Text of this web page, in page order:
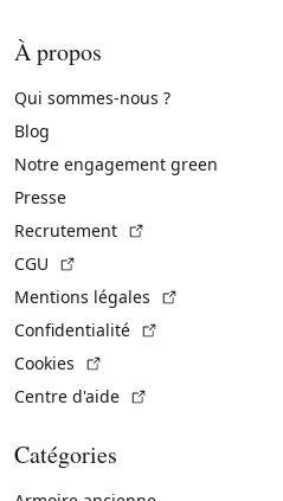
À propos
Qui sommes-nous ?
Blog
Notre engagement green
Presse
Recrutement
CGU
Mentions légales
Confidentialité
Cookies
Centre d'aide
Catégories